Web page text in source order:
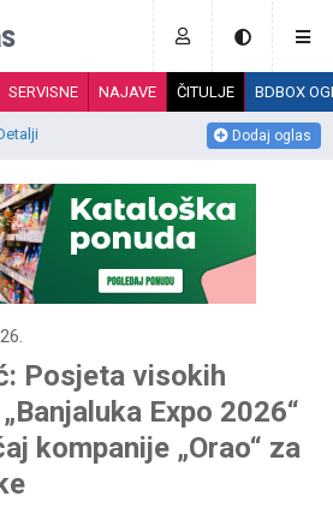
SERVISNE NAJAVE ČITULJE BDBOX
Dodaj oglas
Posjeta visokih
Expo 2026“
kompanije „Orao“ za